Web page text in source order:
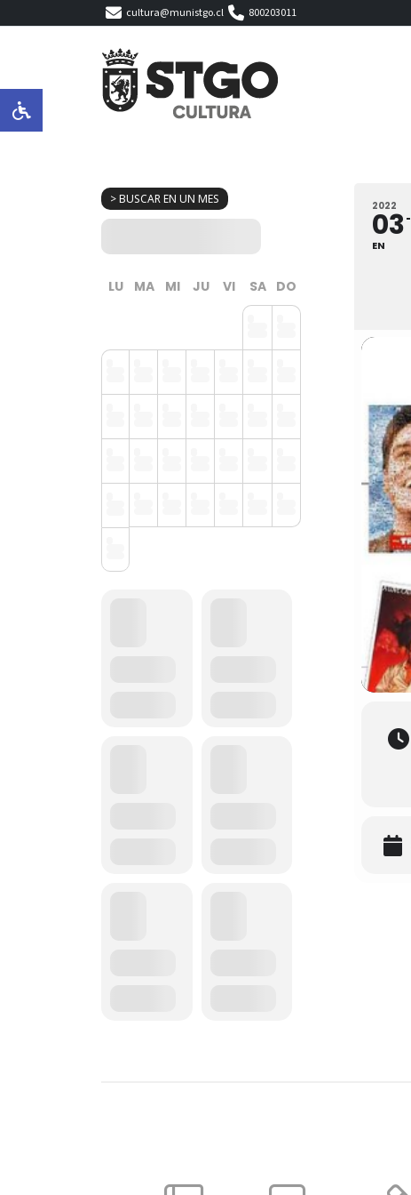
cultura@munistgo.cl 800203011
> BUSCAR EN UN MES
LU MA MI JU VI SA DO
2022
03
EN